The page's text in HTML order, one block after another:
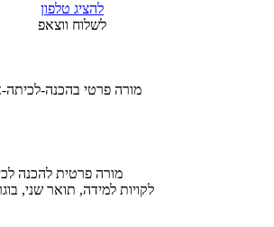
להציג טלפון
לשלוח ווצאפ
מורה פרטית להכנה
לקויות למידה, תואר שני,